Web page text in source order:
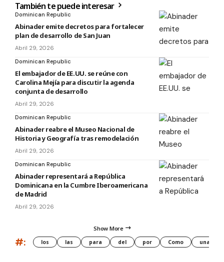
También te puede interesar
Dominican Republic
Abinader emite decretos para fortalecer
plan de desarrollo de San Juan
Abril 29, 2026
Dominican Republic
El embajador de EE.UU. se reúne con
Carolina Mejía para discutir la agenda
conjunta de desarrollo
Abril 29, 2026
Dominican Republic
Abinader reabre el Museo Nacional de
Historia y Geografía tras remodelación
Abril 29, 2026
Dominican Republic
Abinader representará a República
Dominicana en la Cumbre Iberoamericana
de Madrid
Abril 29, 2026
Show More
#: los las para del por Como una